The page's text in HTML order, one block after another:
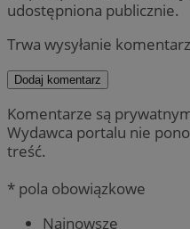
udostępniona publicznie.
Trwa wysyłanie
Dodaj komentarz
Komentarze są
Wydawca portalu nie
treść.
* pola obowiązkowe
Najnowsze